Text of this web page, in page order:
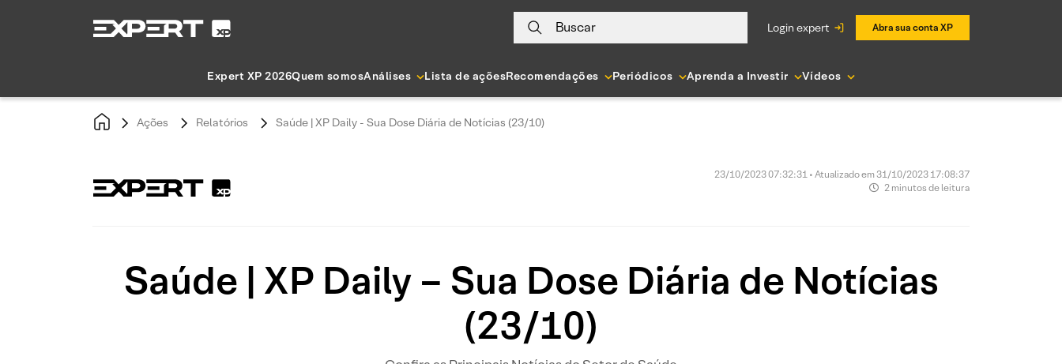
Buscar login expert Abra sua conta XP
Expert XP 2026Quem somosAnálises Lista de açõesRecomendações Periódicos Aprenda a Investir Vídeos
Ações Relatórios Saúde | XP Daily - Sua Dose Diária de Notícias (23/10)
23/10/2023 07:32:31 • Atualizado em 31/10/2023 17:08:37
2 minutos de leitura
Saúde | XP Daily – Sua Dose Diária de Notícias
(23/10)